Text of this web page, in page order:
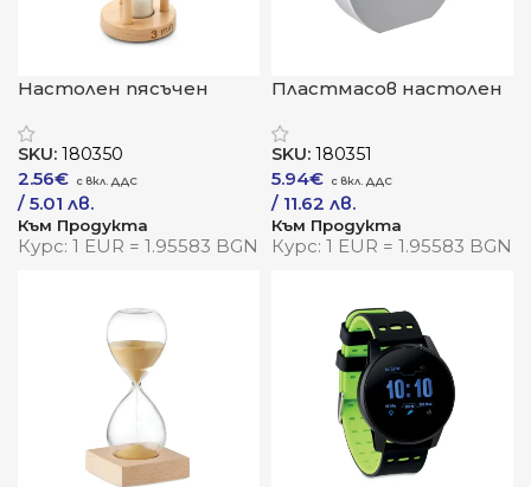
Настолен пясъчен
SKU: 180350
2.56€
/ 5.01 лв.
Към Продукта
Курс: 1 EUR = 1.95583 BGN
Пластмасов настолен
SKU: 180351
5.94€
/ 11.62 лв.
Към Продукта
Курс: 1 EUR = 1.95583 BGN